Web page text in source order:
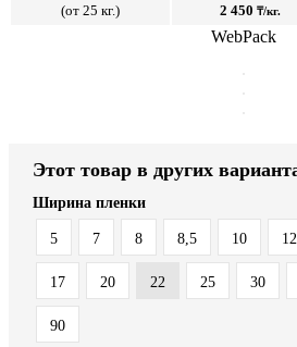
(от 25 кг.)
2 450 ₸/кг.
WebPack
Этот товар в других
Ширина пленки
5 7 8 8,5 10 12
17 20 22 25 30
90